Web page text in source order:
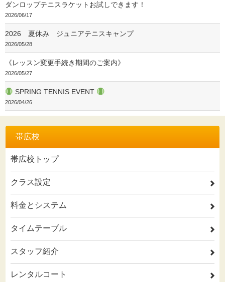
ダンロップテニスラケットお試しできます！
2026/06/17
2026 夏休み ジュニアテニスキャンプ
2026/05/28
《レッスン変更手続き期間のご案内》
2026/05/27
SPRING TENNIS EVENT
2026/04/26
帯広校
帯広校トップ
クラス設定 2
料金とシステム 2
タイムテーブル 2
スタッフ紹介 2
レンタルコート 2